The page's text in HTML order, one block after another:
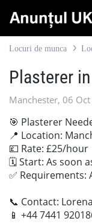
Locuri de munca
Plasterer
Manchester, 06
🎯 Plasterer
📍 Location:
💷 Rate: £25/hour
🗓️ Start: As soon
✅ Requirements:
📞 Contact: Lorena
📱 +44 7441